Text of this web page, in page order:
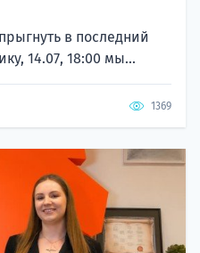
в последний
14.07, 18:00 мы...
1369